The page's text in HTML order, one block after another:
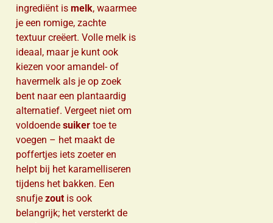
ingrediënt is melk, waarmee
je een romige, zachte
textuur creëert. Volle melk is
ideaal, maar je kunt ook
kiezen voor amandel- of
havermelk als je op zoek
bent naar een plantaardig
alternatief. Vergeet niet om
voldoende suiker toe te
voegen – het maakt de
poffertjes iets zoeter en
helpt bij het karamelliseren
tijdens het bakken. Een
snufje zout is ook
belangrijk; het versterkt de